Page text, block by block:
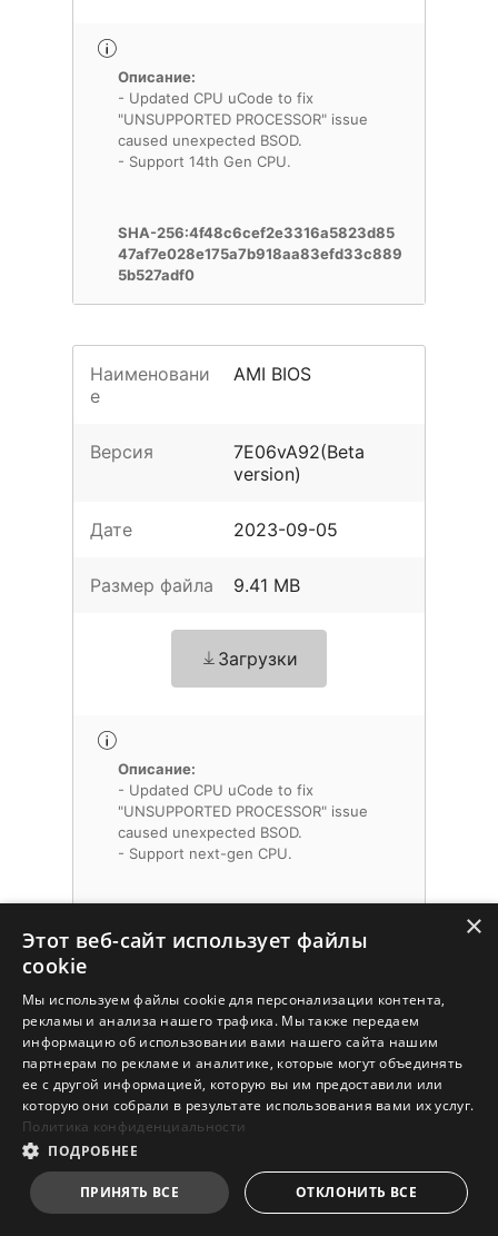
Описание:
- Updated CPU uCode to fix
"UNSUPPORTED PROCESSOR" issue
caused unexpected BSOD.
- Support 14th Gen CPU.
SHA-256:4f48c6cef2e3316a5823d85
47af7e028e175a7b918aa83efd33c889
5b527adf0
Наименовани
е
AMI BIOS
Версия
7E06vA92(Beta
version)
Дате 2023-09-05
Размер файла 9.41 MB
Загрузки
Описание:
- Updated CPU uCode to fix
"UNSUPPORTED PROCESSOR" issue
caused unexpected BSOD.
- Support next-gen CPU.
9bbebb8f307e5040c1ac815b205e114b
Наименовани
е
AMI BIOS
Версия
Дате 2023-06-13
×
Этот веб-сайт использует файлы
cookie
Мы используем файлы cookie для персонализации контента,
рекламы и анализа нашего трафика. Мы также передаем
информацию об использовании вами нашего сайта нашим
партнерам по рекламе и аналитике, которые могут объединять
ее с другой информацией, которую вы им предоставили или
которую они собрали в результате использования вами их услуг.
Политика конфиденциальности
ПОДРОБНЕЕ
ПРИНЯТЬ ВСЕ ОТКЛОНИТЬ ВСЕ